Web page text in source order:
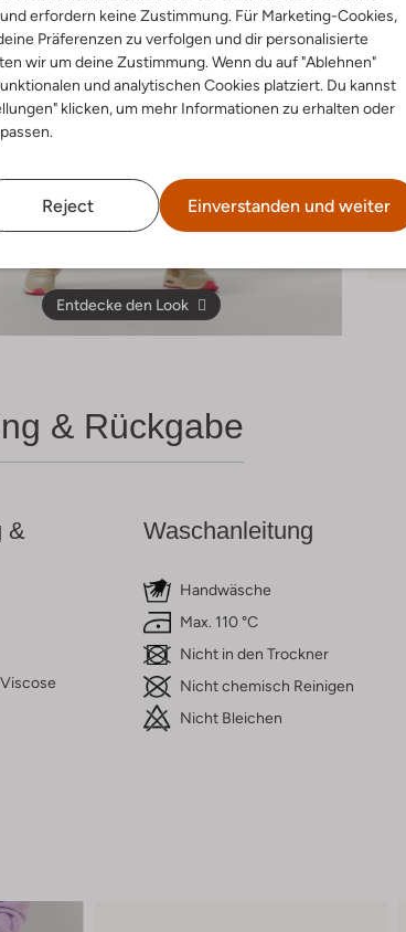
erfordern keine Zustimmung. Für Marketing-Cookies,
Präferenzen zu verfolgen und dir personalisierte
wir um deine Zustimmung. Wenn du auf "Ablehnen"
und analytischen Cookies platziert. Du kannst
klicken, um mehr Informationen zu erhalten oder
Reject Einverstanden und weiter
Entdecke den Look
& Rückgabe
&
Waschanleitung
Handwäsche
Max. 110 °C
Nicht in den Trockner
Nicht chemisch Reinigen
Nicht Bleichen